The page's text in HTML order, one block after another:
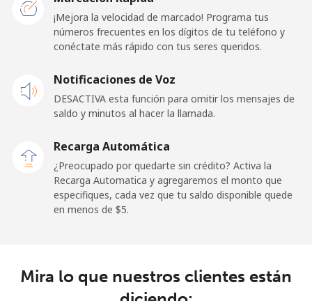
Línea fija ⁦1.5¢⁩
665 min por
⁦$10⁩
Premium ⁦42.5¢⁩
23 min por
United States
All country ⁦1.5¢⁩
665 min por
-
¡Mejora la velocidad de marcado! Programa tus
números frecuentes en los dígitos de tu teléfono y
conéctate más rápido con tus seres queridos.
Notificaciones de Voz
DESACTIVA esta función para omitir los mensajes de
saldo y minutos al hacer la llamada.
Recarga Automática
¿Preocupado por quedarte sin crédito? Activa la
Recarga Automatica y agregaremos el monto que
especifiques, cada vez que tu saldo disponible quede
en menos de ⁦$5⁩.
Mira lo que nuestros clientes están